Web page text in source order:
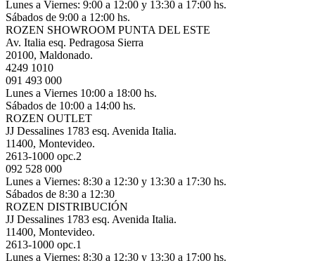
Lunes a Viernes: 9:00 a 12:00 y 13:30 a 17:00 hs.
Sábados de 9:00 a 12:00 hs.
ROZEN SHOWROOM PUNTA DEL ESTE
Av. Italia esq. Pedragosa Sierra
20100, Maldonado.
4249 1010
091 493 000
Lunes a Viernes 10:00 a 18:00 hs.
Sábados de 10:00 a 14:00 hs.
ROZEN OUTLET
JJ Dessalines 1783 esq. Avenida Italia.
11400, Montevideo.
2613-1000 opc.2
092 528 000
Lunes a Viernes: 8:30 a 12:30 y 13:30 a 17:30 hs.
Sábados de 8:30 a 12:30
ROZEN DISTRIBUCIÓN
JJ Dessalines 1783 esq. Avenida Italia.
11400, Montevideo.
2613-1000 opc.1
Lunes a Viernes: 8:30 a 12:30 y 13:30 a 17:00 hs.